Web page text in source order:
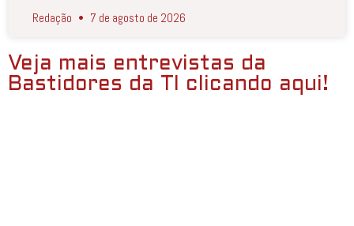
Redação 7 de agosto de 2026
Veja mais entrevistas da
Bastidores da TI clicando aqui!